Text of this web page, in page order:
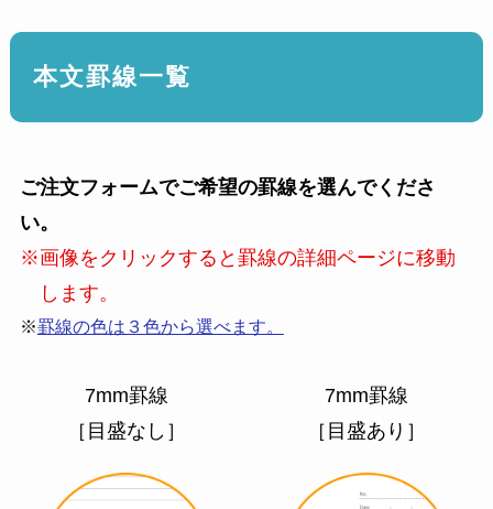
本文罫線一覧
ご注文フォームでご希望の罫線を選んでくださ
い。
※画像をクリックすると罫線の詳細ページに移動
します。
※罫線の色は３色から選べます。
7mm罫線
［目盛なし］
7mm罫線
［目盛あり］